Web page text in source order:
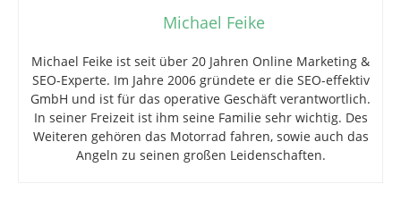
Michael Feike
Michael Feike ist seit über 20 Jahren Online Marketing &
SEO-Experte. Im Jahre 2006 gründete er die SEO-effektiv
GmbH und ist für das operative Geschäft verantwortlich.
In seiner Freizeit ist ihm seine Familie sehr wichtig. Des
Weiteren gehören das Motorrad fahren, sowie auch das
Angeln zu seinen großen Leidenschaften.